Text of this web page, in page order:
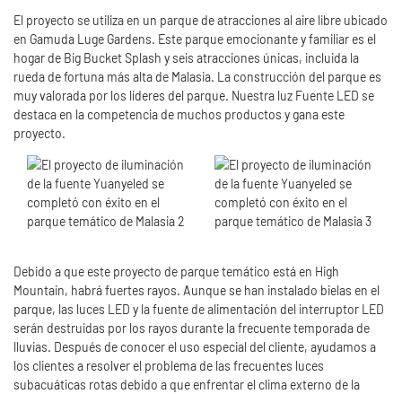
El proyecto se utiliza en un parque de atracciones al aire libre ubicado
en Gamuda Luge Gardens. Este parque emocionante y familiar es el
hogar de Big Bucket Splash y seis atracciones únicas, incluida la
rueda de fortuna más alta de Malasia. La construcción del parque es
muy valorada por los líderes del parque. Nuestra luz Fuente LED se
destaca en la competencia de muchos productos y gana este
proyecto.
Debido a que este proyecto de parque temático está en High
Mountain, habrá fuertes rayos. Aunque se han instalado bielas en el
parque, las luces LED y la fuente de alimentación del interruptor LED
serán destruidas por los rayos durante la frecuente temporada de
lluvias. Después de conocer el uso especial del cliente, ayudamos a
los clientes a resolver el problema de las frecuentes luces
subacuáticas rotas debido a que enfrentar el clima externo de la